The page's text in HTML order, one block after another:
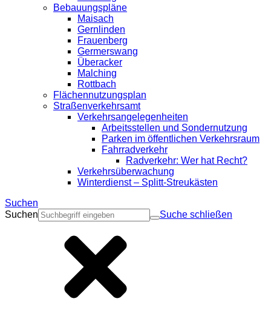
Bebauungspläne
Maisach
Gernlinden
Frauenberg
Germerswang
Überacker
Malching
Rottbach
Flächennutzungsplan
Straßenverkehrsamt
Verkehrsangelegenheiten
Arbeitsstellen und Sondernutzung
Parken im öffentlichen Verkehrsraum
Fahrradverkehr
Radverkehr: Wer hat Recht?
Verkehrsüberwachung
Winterdienst – Splitt-Streukästen
Suchen
Suchen
Suche schließen